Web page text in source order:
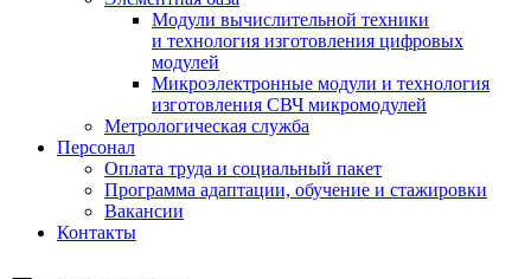
Модули вычислительной техники
и технология изготовления цифровых
модулей
Микроэлектронные модули и технология
изготовления СВЧ микромодулей
Метрологическая служба
Персонал
Оплата труда и социальный пакет
Программа адаптации, обучение и стажировки
Вакансии
Контакты